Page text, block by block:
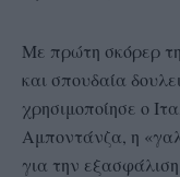
Με πρώτη σκόρερ
και σπουδαία
χρησιμοποίησε ο
Αμποντάνζα, η
για την